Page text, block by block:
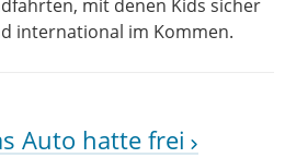
mit denen Kids sicher
international im Kommen.
Auto hatte frei